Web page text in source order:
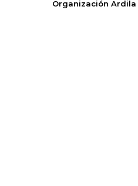
Organización